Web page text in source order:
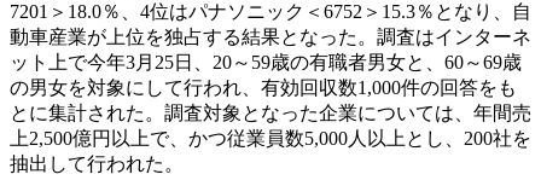
7201＞18.0％、4位はパナソニック＜6752＞15.3％となり、自
動車産業が上位を独占する結果となった。調査はインターネ
ット上で今年3月25日、20～59歳の有職者男女と、60～69歳
の男女を対象にして行われ、有効回収数1,000件の回答をも
とに集計された。調査対象となった企業については、年間売
上2,500億円以上で、かつ従業員数5,000人以上とし、200社を
抽出して行われた。